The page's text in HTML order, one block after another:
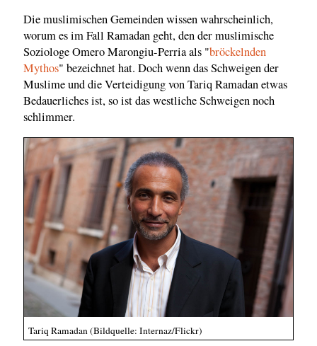
Die muslimischen Gemeinden wissen wahrscheinlich,
worum es im Fall Ramadan geht, den der muslimische
Soziologe Omero Marongiu-Perria als "bröckelnden
Mythos" bezeichnet hat. Doch wenn das Schweigen der
Muslime und die Verteidigung von Tariq Ramadan etwas
Bedauerliches ist, so ist das westliche Schweigen noch
schlimmer.
Tariq Ramadan (Bildquelle: Internaz/Flickr)